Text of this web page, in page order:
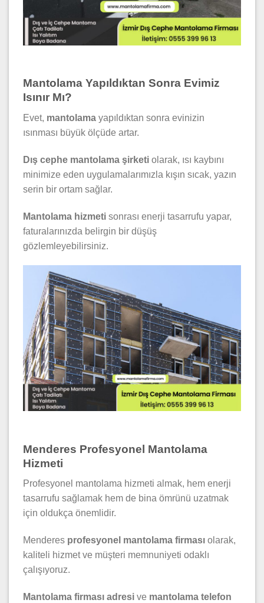
Mantolama Yapıldıktan Sonra Evimiz
Isınır Mı?
Evet, mantolama yapıldıktan sonra evinizin
ısınması büyük ölçüde artar.
Dış cephe mantolama şirketi olarak, ısı kaybını
minimize eden uygulamalarımızla kışın sıcak, yazın
serin bir ortam sağlar.
Mantolama hizmeti sonrası enerji tasarrufu yapar,
faturalarınızda belirgin bir düşüş
gözlemleyebilirsiniz.
Menderes Profesyonel Mantolama
Hizmeti
Profesyonel mantolama hizmeti almak, hem enerji
tasarrufu sağlamak hem de bina ömrünü uzatmak
için oldukça önemlidir.
Menderes profesyonel mantolama firması olarak,
kaliteli hizmet ve müşteri memnuniyeti odaklı
çalışıyoruz.
Mantolama firması adresi ve mantolama telefon